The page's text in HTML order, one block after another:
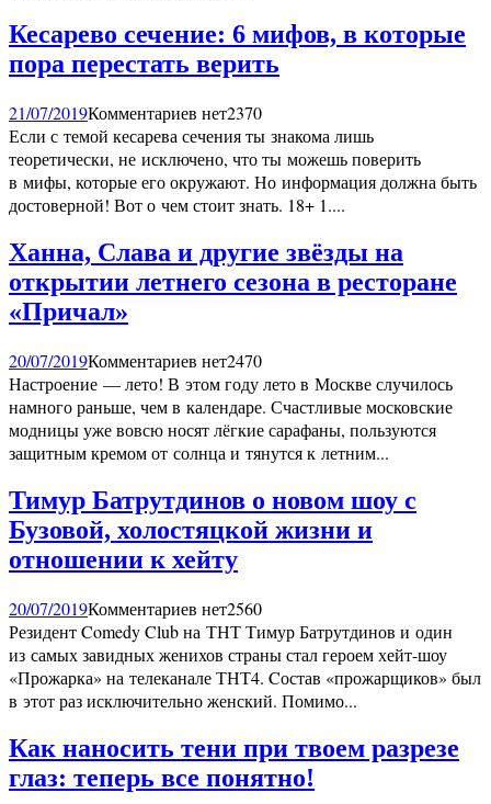
Кесарево сечение: 6 мифов, в которые
пора перестать верить
21/07/2019Комментариев нет2370
Если с темой кесарева сечения ты знакома лишь
теоретически, не исключено, что ты можешь поверить
в мифы, которые его окружают. Но информация должна быть
достоверной! Вот о чем стоит знать. 18+ 1....
Ханна, Слава и другие звёзды на
открытии летнего сезона в ресторане
«Причал»
20/07/2019Комментариев нет2470
Настроение — лето! В этом году лето в Москве случилось
намного раньше, чем в календаре. Счастливые московские
модницы уже вовсю носят лёгкие сарафаны, пользуются
защитным кремом от солнца и тянутся к летним...
Тимур Батрутдинов о новом шоу с
Бузовой, холостяцкой жизни и
отношении к хейту
20/07/2019Комментариев нет2560
Резидент Comedy Club на ТНТ Тимур Батрутдинов и один
из самых завидных женихов страны стал героем хейт-шоу
«Прожарка» на телеканале ТНТ4. Cостав «прожарщиков» был
в этот раз исключительно женский. Помимо...
Как наносить тени при твоем разрезе
глаз: теперь все понятно!